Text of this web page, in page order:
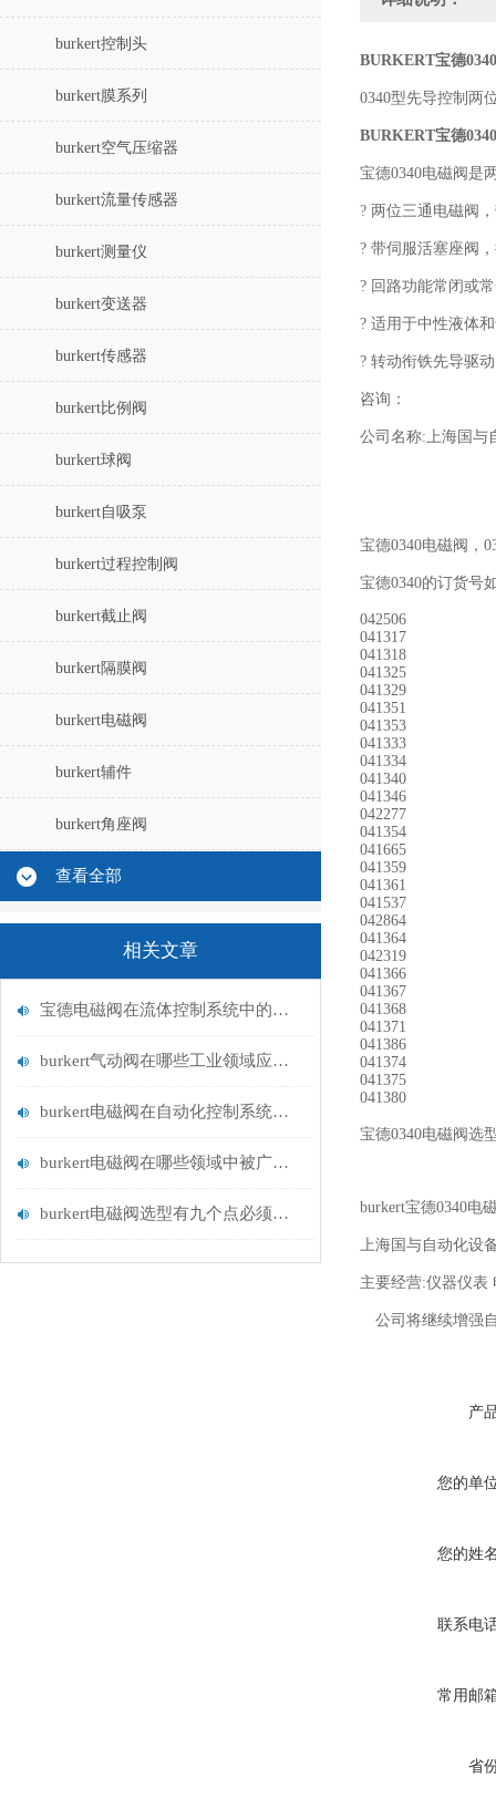
burkert控制头
burkert膜系列
burkert空气压缩器
burkert流量传感器
burkert测量仪
burkert变送器
burkert传感器
burkert比例阀
burkert球阀
burkert自吸泵
burkert过程控制阀
burkert截止阀
burkert隔膜阀
burkert电磁阀
burkert辅件
burkert角座阀
查看全部
相关文章
宝德电磁阀在流体控制系统中的应用
burkert气动阀在哪些工业领域应用广泛？
burkert电磁阀在自动化控制系统中的应用
burkert电磁阀在哪些领域中被广泛应用？
burkert电磁阀选型有九个点必须知道国与百科
BURKERT宝德
0340型先导控制两
BURKERT宝德
宝德0340电磁阀是
? 两位三通电磁阀
? 带伺服活塞座阀
? 回路功能常闭或
? 适用于中性液体
? 转动衔铁先导驱
咨询：
公司名称:上海国与
宝德0340电磁阀，
宝德0340的订货号
042506
041317
041318
041325
041329
041351
041353
041333
041334
041340
041346
042277
041354
041665
041359
041361
041537
042864
041364
042319
041366
041367
041368
041371
041386
041374
041375
041380
宝德0340电磁阀选
burkert宝德0340电
上海国与自动化设
主要经营:仪器仪表
公司将继续增强
产
您的单
您的姓
联系电
常用邮
省